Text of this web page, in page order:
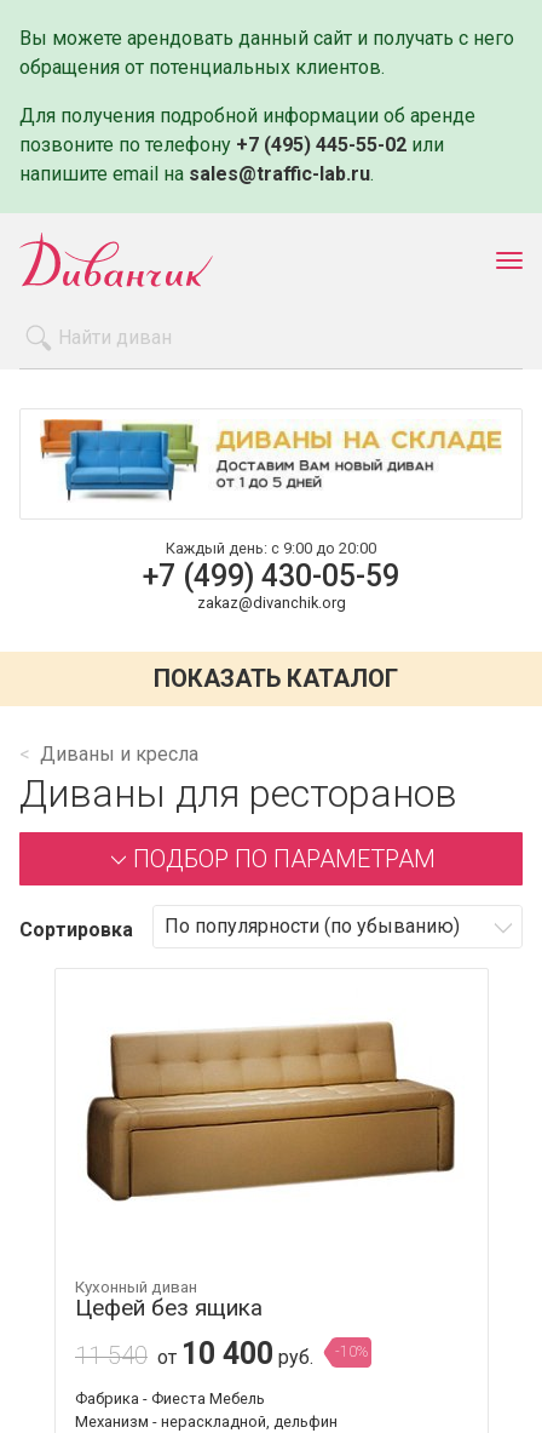
Вы можете арендовать данный сайт и получать с него
обращения от потенциальных клиентов.
Для получения подробной информации об аренде
позвоните по телефону +7 (495) 445-55-02 или
напишите email на sales@traffic-lab.ru.
Оплата и доставка
Контакты
Каждый день: с 9:00 до 20:00
+7 (499) 430-05-59
zakaz@divanchik.org
ПОКАЗАТЬ КАТАЛОГ
Диваны и кресла
Диваны для ресторанов
ПОДБОР ПО ПАРАМЕТРАМ
Сортировка
Кухонный диван
Цефей без ящика
11 540 от 10 400 руб. -10%
Фабрика - Фиеста Мебель
Механизм - нераскладной, дельфин